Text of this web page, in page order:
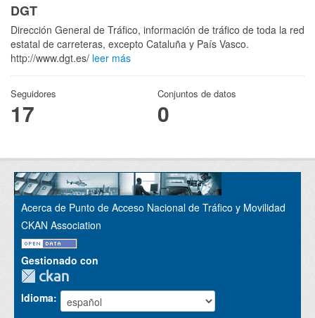
DGT
Dirección General de Tráfico, información de tráfico de toda la red
estatal de carreteras, excepto Cataluña y País Vasco.
http://www.dgt.es/ leer más
Seguidores
17
Conjuntos de datos
0
Acerca de Punto de Acceso Nacional de Tráfico y Movilidad
CKAN Association
Gestionado con
Idioma